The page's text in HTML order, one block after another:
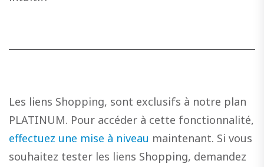
Les liens Shopping, sont exclusifs à notre plan
PLATINUM. Pour accéder à cette fonctionnalité,
effectuez une mise à niveau maintenant. Si vous
souhaitez tester les liens Shopping, demandez